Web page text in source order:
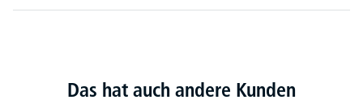
Das hat auch andere Kunden